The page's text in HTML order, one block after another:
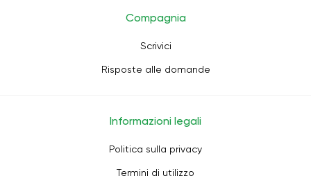
Compagnia
Scrivici
Risposte alle domande
Informazioni legali
Politica sulla privacy
Termini di utilizzo